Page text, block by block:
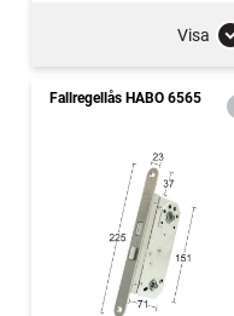
Visa
Fallregellås HABO 6565